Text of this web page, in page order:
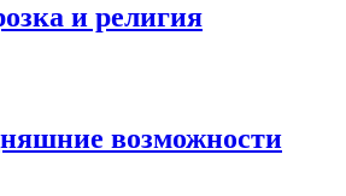
и религия
возможности